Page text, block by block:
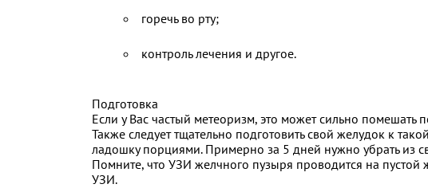
горечь во рту;
контроль лечения и другое.
Подготовка
Если у Вас частый метеоризм, это может сильно
Также следует тщательно подготовить свой желудок к
ладошку порциями. Примерно за 5 дней нужно убрать из
Помните, что УЗИ желчного пузыря проводится на пустой
УЗИ.